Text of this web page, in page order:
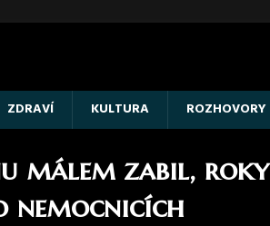
ZDRAVÍ KULTURA ROZHOVORY
málem zabil, roky
nemocnicích